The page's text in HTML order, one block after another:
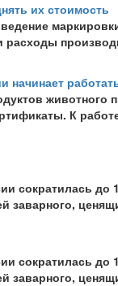
их стоимость
расходы
К
сократилась до
заварного,
сократилась до
заварного,